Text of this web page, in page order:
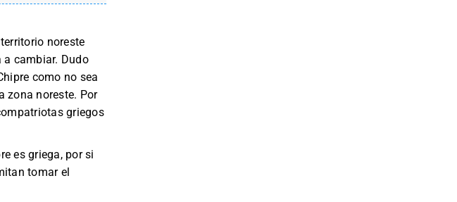
noreste
a cambiar. Dudo
como no sea
zona noreste. Por
griegos
es griega, por si
tomar el